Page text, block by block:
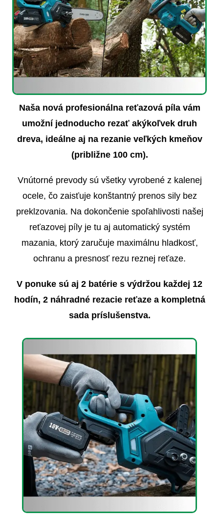
Naša nová profesionálna reťazová píla vám
umožní jednoducho rezať akýkoľvek druh
dreva, ideálne aj na rezanie veľkých kmeňov
(približne 100 cm).
Vnútorné prevody sú všetky vyrobené z kalenej
ocele, čo zaisťuje konštantný prenos sily bez
preklzovania. Na dokončenie spoľahlivosti našej
reťazovej píly je tu aj automatický systém
mazania, ktorý zaručuje maximálnu hladkosť,
ochranu a presnosť rezu reznej reťaze.
V ponuke sú aj 2 batérie s výdržou každej 12
hodín, 2 náhradné rezacie reťaze a kompletná
sada príslušenstva.